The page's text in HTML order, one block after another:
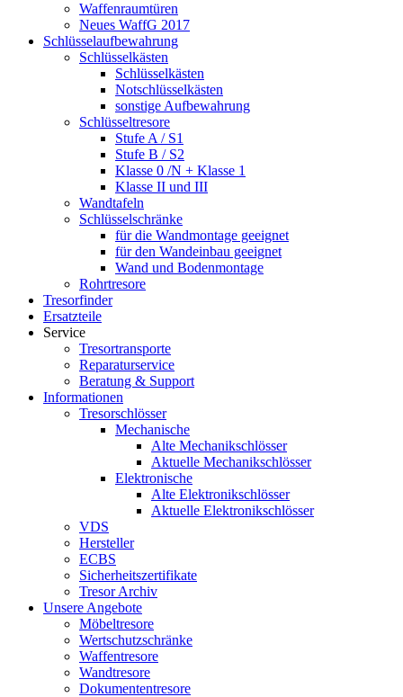
Waffenraumtüren
Neues WaffG 2017
Schlüsselaufbewahrung
Schlüsselkästen
Schlüsselkästen
Notschlüsselkästen
sonstige Aufbewahrung
Schlüsseltresore
Stufe A / S1
Stufe B / S2
Klasse 0 /N + Klasse 1
Klasse II und III
Wandtafeln
Schlüsselschränke
für die Wandmontage geeignet
für den Wandeinbau geeignet
Wand und Bodenmontage
Rohrtresore
Tresorfinder
Ersatzteile
Service
Tresortransporte
Reparaturservice
Beratung & Support
Informationen
Tresorschlösser
Mechanische
Alte Mechanikschlösser
Aktuelle Mechanikschlösser
Elektronische
Alte Elektronikschlösser
Aktuelle Elektronikschlösser
VDS
Hersteller
ECBS
Sicherheitszertifikate
Tresor Archiv
Unsere Angebote
Möbeltresore
Wertschutzschränke
Waffentresore
Wandtresore
Dokumententresore